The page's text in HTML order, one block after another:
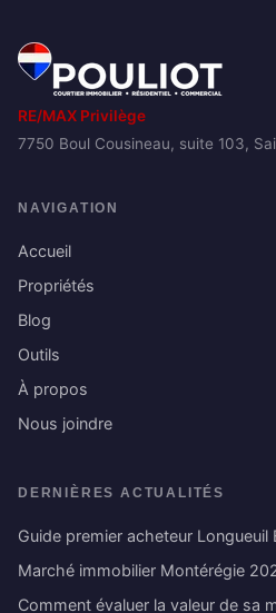
RE/MAX Privilège
7750 Boul Cousineau, suite 103,
NAVIGATION
Accueil
Propriétés
Blog
Outils
À propos
Nous joindre
DERNIÈRES ACTUALITÉS
Guide premier acheteur
Marché immobilier Montérégie
Comment évaluer la valeur de sa